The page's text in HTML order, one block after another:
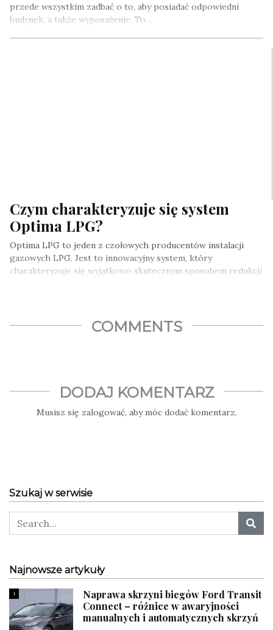
przede wszystkim zadbać o to, aby posiadać odpowiedni
budynek, a także wyposażenie. To…
Czym charakteryzuje się system
Optima LPG?
Optima LPG to jeden z czołowych producentów instalacji
gazowych LPG. Jest to innowacyjny system, który
charakteryzuje się wyjątkowo skutecznym sposobem redukcji
COMMENTS
DODAJ KOMENTARZ
Musisz się zalogować, aby móc dodać komentarz.
Szukaj w serwisie
Najnowsze artykuły
1
Naprawa skrzyni biegów Ford Transit
Connect – różnice w awaryjności
manualnych i automatycznych skrzyń